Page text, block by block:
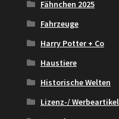
Fähnchen 2025
Fahrzeuge
Harry Potter + Co
Haustiere
Historische Welten
Lizenz-/ Werbeartikel